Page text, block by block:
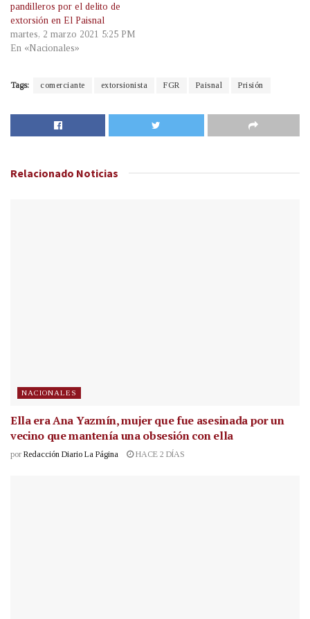
pandilleros por el delito de
extorsión en El Paisnal
martes, 2 marzo 2021 5:25 PM
En «Nacionales»
Tags: comerciante extorsionista FGR Paisnal Prisión
Relacionado Noticias
NACIONALES
Ella era Ana Yazmín, mujer que fue asesinada por un
vecino que mantenía una obsesión con ella
por Redacción Diario La Página HACE 2 DÍAS